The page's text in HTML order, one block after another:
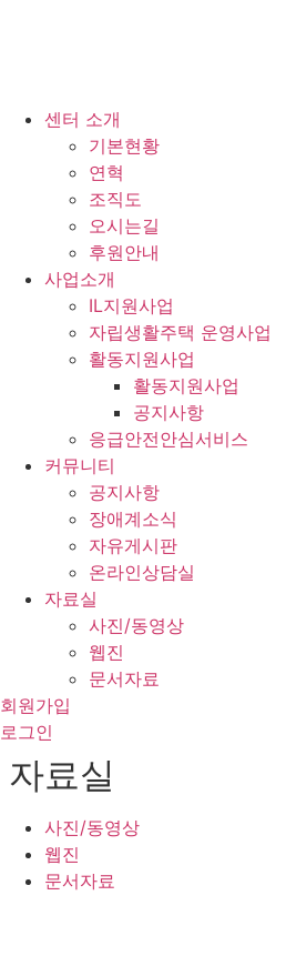
센터 소개
기본현황
연혁
조직도
오시는길
후원안내
사업소개
IL지원사업
자립생활주택 운영사업
활동지원사업
활동지원사업
공지사항
응급안전안심서비스
커뮤니티
공지사항
장애계소식
자유게시판
온라인상담실
자료실
사진/동영상
웹진
문서자료
회원가입
로그인
자료실
사진/동영상
웹진
문서자료